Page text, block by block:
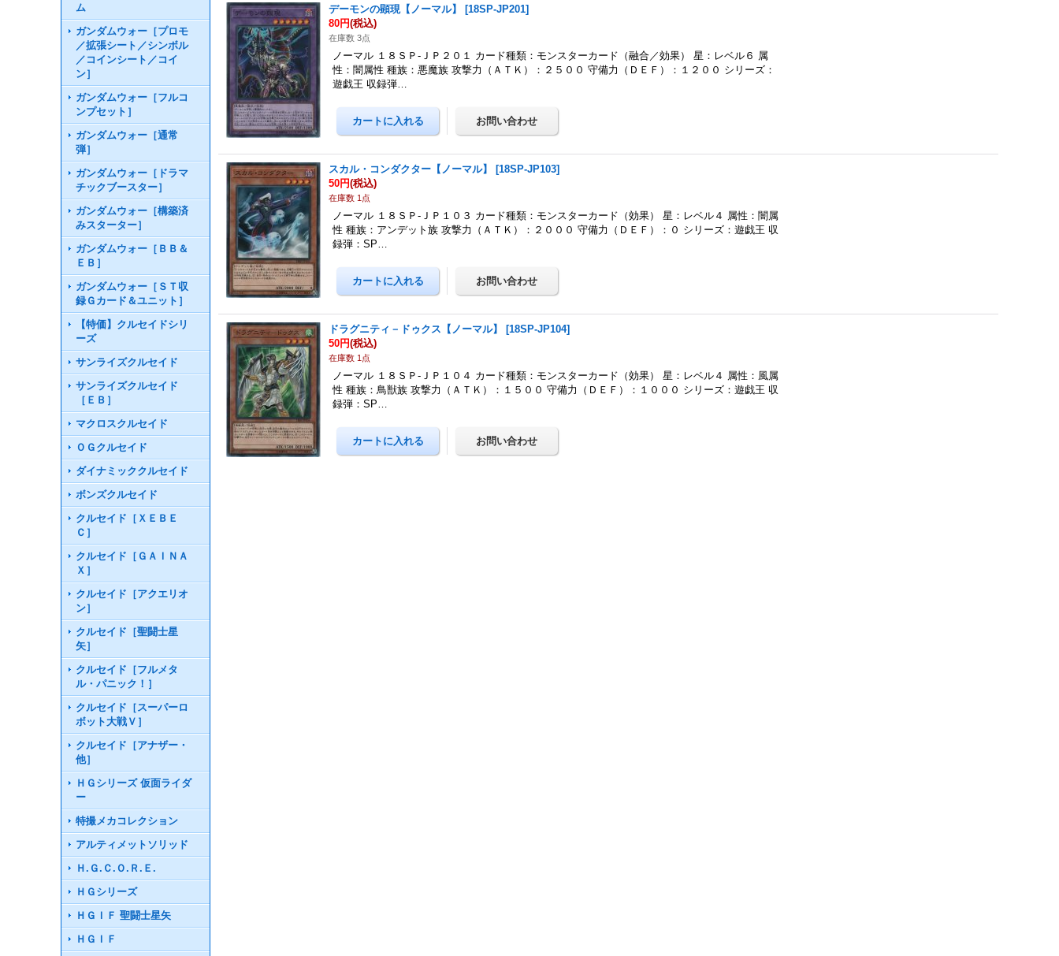
ム
ガンダムウォー［プロモ
／拡張シート／シンボル
／コインシート／コイ
ン］
ガンダムウォー［フルコ
ンプセット］
ガンダムウォー［通常
弾］
ガンダムウォー［ドラマ
チックブースター］
ガンダムウォー［構築済
みスターター］
ガンダムウォー［ＢＢ＆
ＥＢ］
ガンダムウォー［ＳＴ収
録Ｇカード＆ユニット］
【特価】クルセイドシリ
ーズ
サンライズクルセイド
サンライズクルセイド
［ＥＢ］
マクロスクルセイド
ＯＧクルセイド
ダイナミッククルセイド
ボンズクルセイド
クルセイド［ＸＥＢＥ
Ｃ］
クルセイド［ＧＡＩＮＡ
Ｘ］
クルセイド［アクエリオ
ン］
クルセイド［聖闘士星
矢］
クルセイド［フルメタ
ル・パニック！］
クルセイド［スーパーロ
ボット大戦Ｖ］
クルセイド［アナザー・
他］
ＨＧシリーズ 仮面ライダ
ー
特撮メカコレクション
アルティメットソリッド
Ｈ.Ｇ.Ｃ.Ｏ.Ｒ.Ｅ.
ＨＧシリーズ
ＨＧＩＦ 聖闘士星矢
ＨＧＩＦ
デーモンの顕現【ノーマル】 [18SP-JP201]
80円(税込)
在庫数 3点
ノーマル １８ＳＰ-ＪＰ２０１ カード種類：モンスターカード（融合／効果） 星：レベル６ 属
性：闇属性 種族：悪魔族 攻撃力（ＡＴＫ）：２５００ 守備力（ＤＥＦ）：１２００ シリーズ：
遊戯王 収録弾…
スカル・コンダクター【ノーマル】 [18SP-JP103]
50円(税込)
在庫数 1点
ノーマル １８ＳＰ-ＪＰ１０３ カード種類：モンスターカード（効果） 星：レベル４ 属性：闇属
性 種族：アンデット族 攻撃力（ＡＴＫ）：２０００ 守備力（ＤＥＦ）：０ シリーズ：遊戯王 収
録弾：SP…
ドラグニティ－ドゥクス【ノーマル】 [18SP-JP104]
50円(税込)
在庫数 1点
ノーマル １８ＳＰ-ＪＰ１０４ カード種類：モンスターカード（効果） 星：レベル４ 属性：風属
性 種族：鳥獣族 攻撃力（ＡＴＫ）：１５００ 守備力（ＤＥＦ）：１０００ シリーズ：遊戯王 収
録弾：SP…